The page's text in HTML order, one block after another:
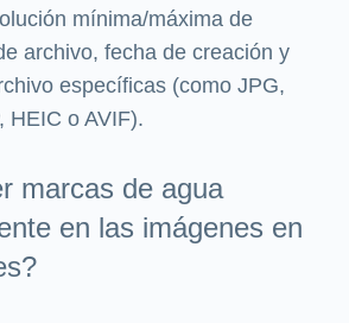
mínima/máxima de
archivo, fecha de creación y
específicas (como JPG,
HEIC o AVIF).
marcas de agua
en las imágenes en